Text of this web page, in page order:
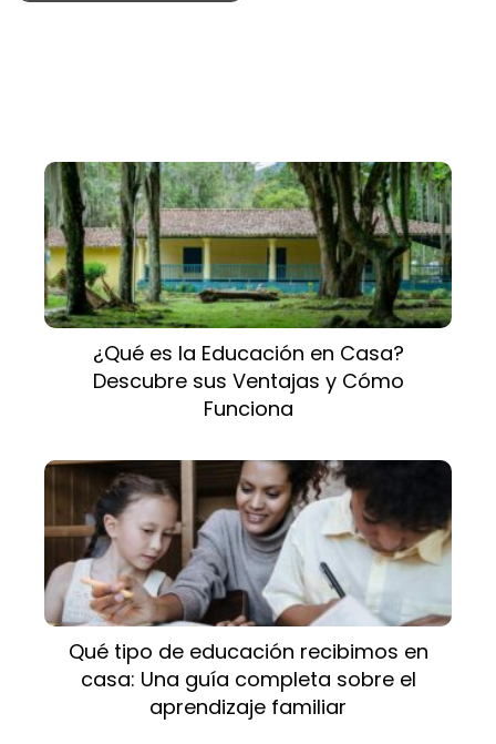
¿Qué es la Educación en Casa?
Descubre sus Ventajas y Cómo
Funciona
Qué tipo de educación recibimos en
casa: Una guía completa sobre el
aprendizaje familiar